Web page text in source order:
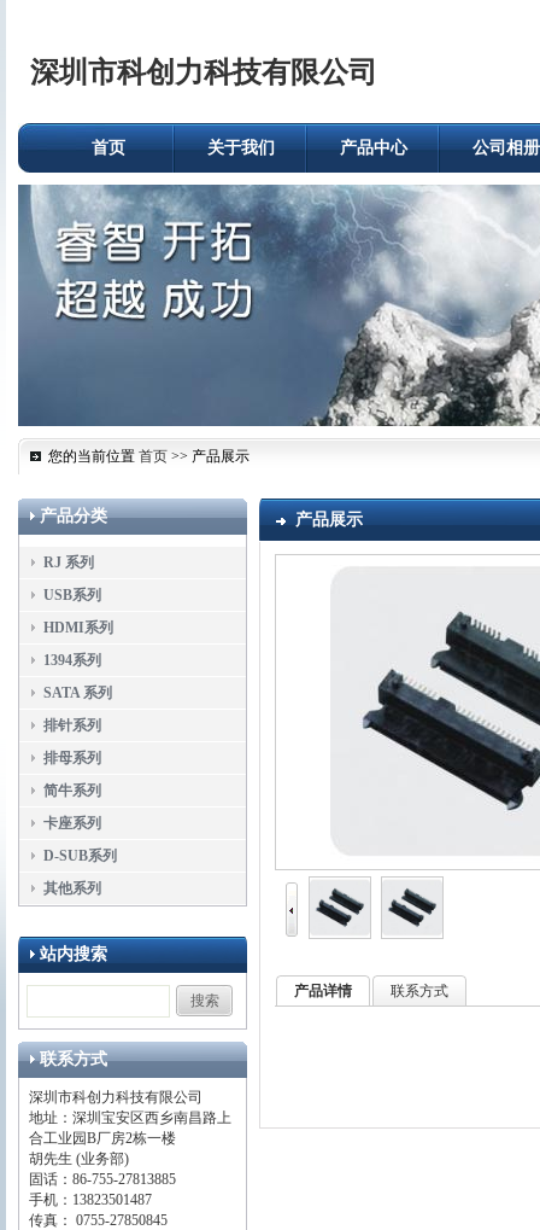
深圳市科创力科技有限公司
首页 关于我们 产品中心 公司相册
您的当前位置 首页 >> 产品展示
产品分类
RJ 系列
USB系列
HDMI系列
1394系列
SATA 系列
排针系列
排母系列
简牛系列
卡座系列
D-SUB系列
其他系列
站内搜索
联系方式
深圳市科创力科技有限公司
地址：深圳宝安区西乡南昌路上
合工业园B厂房2栋一楼
胡先生 (业务部)
固话：86-755-27813885
手机：13823501487
传真： 0755-27850845
产品展示
产品详情 联系方式